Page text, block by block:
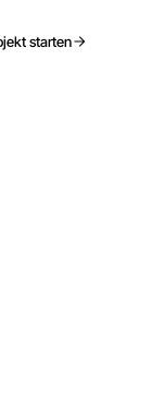
starten